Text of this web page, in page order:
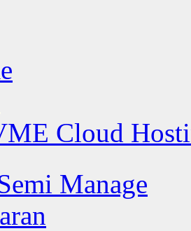
Cloud
Manage